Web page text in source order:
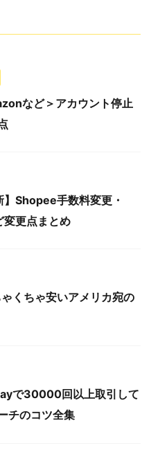
など＞アカウント停止
】Shopee手数料変更・
変更点まとめ
くちゃ安いアメリカ宛の
で30000回以上取引して
チのコツ全集